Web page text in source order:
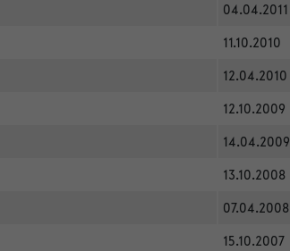
04.04.2011
11.10.2010
12.04.2010
12.10.2009
14.04.2009
13.10.2008
07.04.2008
15.10.2007